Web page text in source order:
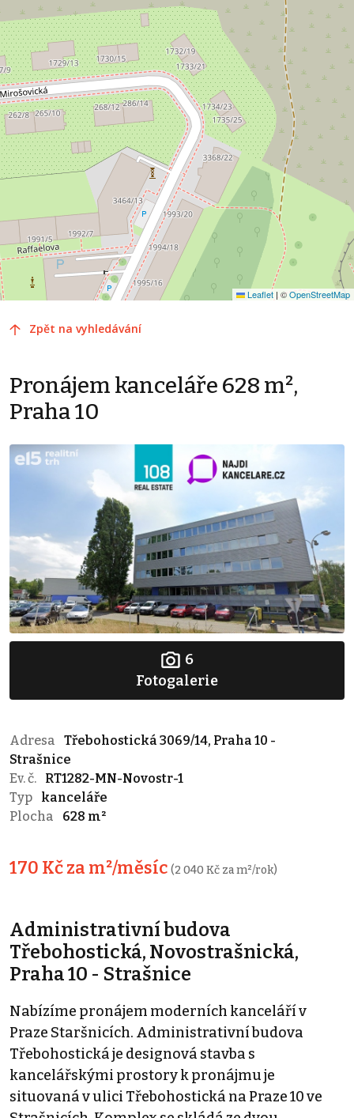
Leaflet | ©OpenStreetMap
Zpět na vyhledávání
Pronájem kanceláře 628 m²,
Praha 10
6
Fotogalerie
Adresa
Třebohostická 3069/14, Praha 10 -
Strašnice
Ev. č.
RT1282-MN-Novostr-1
Typ
kanceláře
Plocha
628 m²
170 Kč za m²/měsíc (2 040 Kč za m²/rok)
Administrativní budova
Třebohostická, Novostrašnická,
Praha 10 - Strašnice
Nabízíme pronájem moderních kanceláří v
Praze Staršnicích. Administrativní budova
Třebohostická je designová stavba s
kancelářskými prostory k pronájmu je
situovaná v ulici Třebohostická na Praze 10 ve